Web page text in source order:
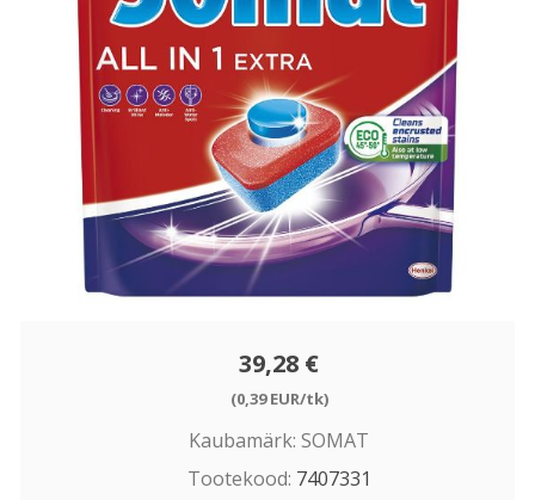
39,28 €
(0,39 EUR/tk)
Kaubamärk: SOMAT
Tootekood: 7407331